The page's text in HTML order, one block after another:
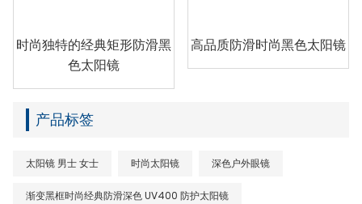
时尚独特的经典矩形防滑黑
色太阳镜
高品质防滑时尚黑色太阳镜
产品标签
太阳镜 男士 女士 时尚太阳镜 深色户外眼镜
渐变黑框时尚经典防滑深色 UV400 防护太阳镜